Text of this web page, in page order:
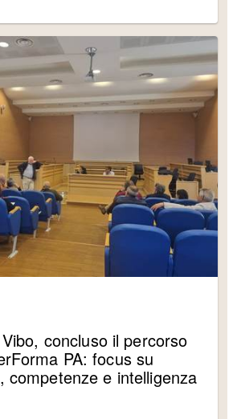
concluso il percorso
PA: focus su
competenze e intelligenza